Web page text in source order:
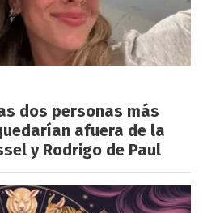
dos personas más
afuera de la
y Rodrigo de Paul